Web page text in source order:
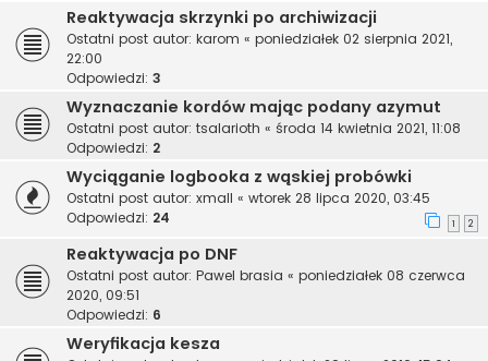
Reaktywacja skrzynki po archiwizacji
Ostatni post autor: karom « poniedziałek 02 sierpnia 2021,
22:00
Odpowiedzi: 3
Wyznaczanie kordów mając podany azymut
Ostatni post autor: tsalarioth « środa 14 kwietnia 2021, 11:08
Odpowiedzi: 2
Wyciąganie logbooka z wąskiej probówki
Ostatni post autor: xmall « wtorek 28 lipca 2020, 03:45
Odpowiedzi: 24 1 2
Reaktywacja po DNF
Ostatni post autor: Pawel brasia « poniedziałek 08 czerwca
2020, 09:51
Odpowiedzi: 6
Weryfikacja kesza